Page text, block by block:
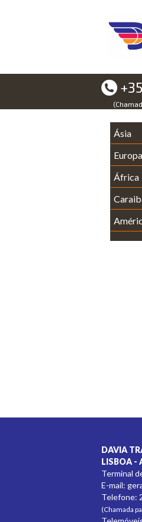
Ásia
Europa
África
DAVIA
LISBOA -
Terminal
E-mail:
Telefone:
(Chamada